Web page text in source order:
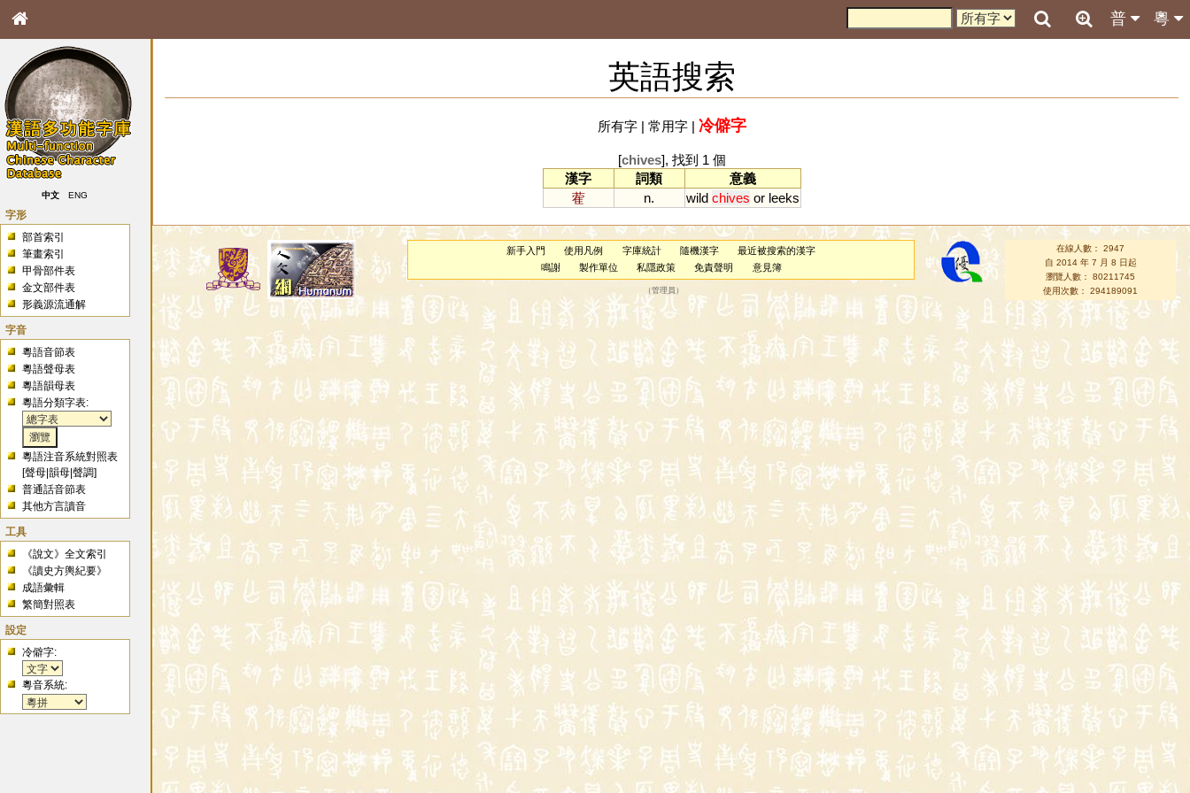
粵
普
中文 ENG
字形
部首索引
筆畫索引
甲骨部件表
金文部件表
形義源流通解
字音
粵語音節表
粵語聲母表
粵語韻母表
粵語分類字表:
粵語注音系統對照表
[聲母 |韻母 |聲調]
普通話音節表
其他方言讀音
工具
《說文》全文索引
《讀史方輿紀要》
成語彙輯
繁簡對照表
設定
冷僻字:
粵音系統:
英語搜索
所有字| 常用字| 冷僻字
[chives], 找到 1 個
漢字
詞類
意義
蒮
n. wild chives or leeks
新手入門 使用凡例 字庫統計 隨機漢字
最近被搜索的漢字
鳴謝
製作單位 私隱政策 免責聲明 意見簿
（管理員 ）
在線人數： 2947
自 2014 年 7 月 8 日起
瀏覽人數： 80211745
使用次數： 294189091